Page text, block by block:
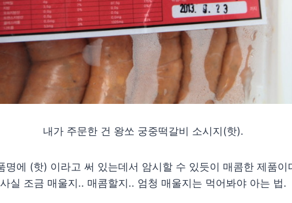
내가 주문한 건 왕쏘 궁중떡갈비 소시지(핫).
명에 (핫) 이라고 써 있는데서 암시할 수 있듯이 매콤한 제품이
사실 조금 매울지.. 매콤할지.. 엄청 매울지는 먹어봐야 아는 법.